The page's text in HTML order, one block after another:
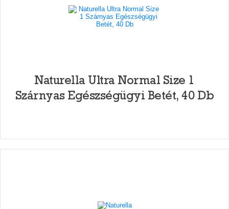
Naturella Ultra Normal Size 1
Szárnyas Egészségügyi Betét, 40 Db